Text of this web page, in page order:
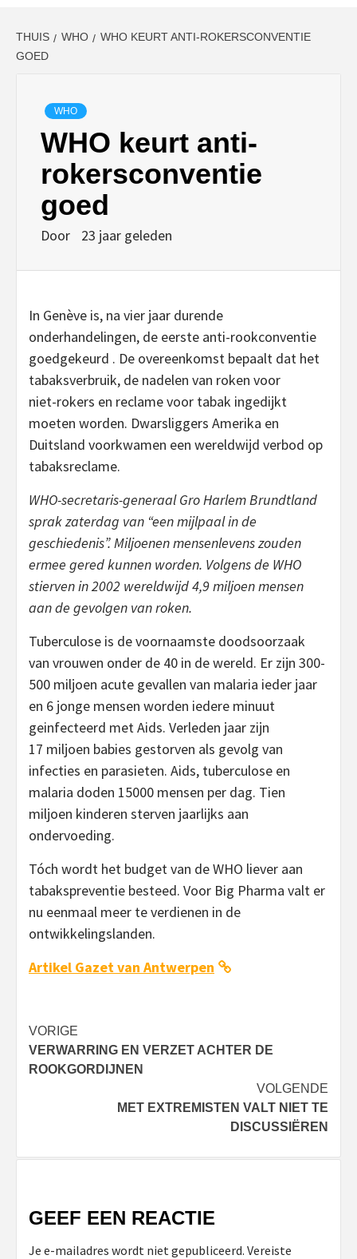
THUIS WHO
WHO KEURT ANTI-ROKERSCONVENTIE
GOED
WHO
WHO keurt anti-
rokersconventie
goed
Door 23 jaar geleden
In Genève is, na vier jaar durende
onderhandelingen, de eerste anti-rookconventie
goedgekeurd . De overeenkomst bepaalt dat het
tabaksverbruik, de nadelen van roken voor
niet-rokers en reclame voor tabak ingedijkt
moeten worden. Dwarsliggers Amerika en
Duitsland voorkwamen een wereldwijd verbod op
tabaksreclame.
WHO-secretaris-generaal Gro Harlem Brundtland
sprak zaterdag van “een mijlpaal in de
geschiedenis”. Miljoenen mensenlevens zouden
ermee gered kunnen worden. Volgens de WHO
stierven in 2002 wereldwijd 4,9 miljoen mensen
aan de gevolgen van roken.
Tuberculose is de voornaamste doodsoorzaak
van vrouwen onder de 40 in de wereld. Er zijn 300-
500 miljoen acute gevallen van malaria ieder jaar
en 6 jonge mensen worden iedere minuut
geinfecteerd met Aids. Verleden jaar zijn
17 miljoen babies gestorven als gevolg van
infecties en parasieten. Aids, tuberculose en
malaria doden 15000 mensen per dag. Tien
miljoen kinderen sterven jaarlijks aan
ondervoeding.
Tóch wordt het budget van de WHO liever aan
tabakspreventie besteed. Voor Big Pharma valt er
nu eenmaal meer te verdienen in de
ontwikkelingslanden.
Artikel Gazet van Antwerpen
Bericht
navigatie
VORIGE
VERWARRING EN VERZET ACHTER DE
ROOKGORDIJNEN
VOLGENDE
MET EXTREMISTEN VALT NIET TE
DISCUSSIËREN
GEEF EEN REACTIE
Je e-mailadres wordt niet gepubliceerd. Vereiste